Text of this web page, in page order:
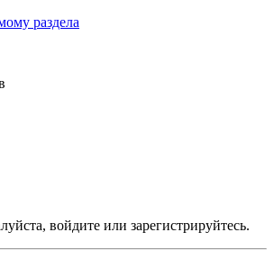
раздела
войдите или зарегистрируйтесь.